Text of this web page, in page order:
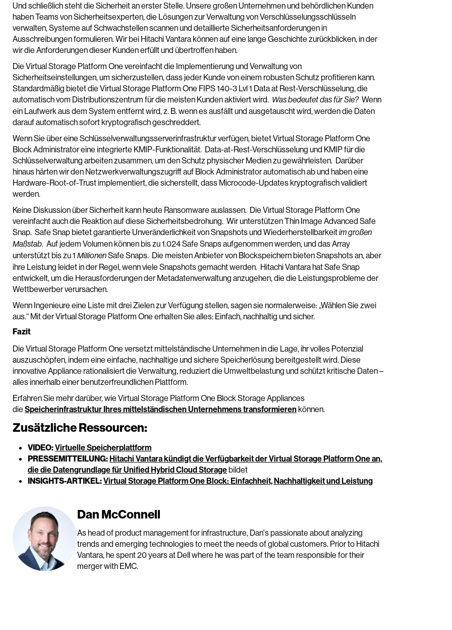
Und schließlich steht die Sicherheit an erster Stelle. Unsere großen Unternehmen und behördlichen Kunden
haben Teams von Sicherheitsexperten, die Lösungen zur Verwaltung von Verschlüsselungsschlüsseln
verwalten, Systeme auf Schwachstellen scannen und detaillierte Sicherheitsanforderungen in
Ausschreibungen formulieren. Wir bei Hitachi Vantara können auf eine lange Geschichte zurückblicken, in der
wir die Anforderungen dieser Kunden erfüllt und übertroffen haben.
Die Virtual Storage Platform One vereinfacht die Implementierung und Verwaltung von
Sicherheitseinstellungen, um sicherzustellen, dass jeder Kunde von einem robusten Schutz profitieren kann.
Standardmäßig bietet die Virtual Storage Platform One FIPS 140-3 Lvl 1 Data at Rest-Verschlüsselung, die
automatisch vom Distributionszentrum für die meisten Kunden aktiviert wird. Was bedeutet das für Sie?Wenn
ein Laufwerk aus dem System entfernt wird, z. B. wenn es ausfällt und ausgetauscht wird, werden die Daten
darauf automatisch sofort kryptografisch geschreddert.
Wenn Sie über eine Schlüsselverwaltungsserverinfrastruktur verfügen, bietet Virtual Storage Platform One
Block Administrator eine integrierte KMIP-Funktionalität. Data-at-Rest-Verschlüsselung und KMIP für die
Schlüsselverwaltung arbeiten zusammen, um den Schutz physischer Medien zu gewährleisten. Darüber
hinaus härten wir den Netzwerkverwaltungszugriff auf Block Administrator automatisch ab und haben eine
Hardware-Root-of-Trust implementiert, die sicherstellt, dass Microcode-Updates kryptografisch validiert
werden.
Keine Diskussion über Sicherheit kann heute Ransomware auslassen. Die Virtual Storage Platform One
vereinfacht auch die Reaktion auf diese Sicherheitsbedrohung. Wir unterstützen Thin Image Advanced Safe
Snap. Safe Snap bietet garantierte Unveränderlichkeit von Snapshots und Wiederherstellbarkeitim großen
Maßstab. Auf jedem Volumen können bis zu 1.024 Safe Snaps aufgenommen werden, und das Array
unterstützt bis zu 1 MillionenSafe Snaps. Die meisten Anbieter von Blockspeichern bieten Snapshots an, aber
ihre Leistung leidet in der Regel, wenn viele Snapshots gemacht werden. Hitachi Vantara hat Safe Snap
entwickelt, um die Herausforderungen der Metadatenverwaltung anzugehen, die die Leistungsprobleme der
Wettbewerber verursachen.
Wenn Ingenieure eine Liste mit drei Zielen zur Verfügung stellen, sagen sie normalerweise: „Wählen Sie zwei
aus.“ Mit der Virtual Storage Platform One erhalten Sie alles: Einfach, nachhaltig und sicher.
Fazit
Die Virtual Storage Platform One versetzt mittelständische Unternehmen in die Lage, ihr volles Potenzial
auszuschöpfen, indem eine einfache, nachhaltige und sichere Speicherlösung bereitgestellt wird. Diese
innovative Appliance rationalisiert die Verwaltung, reduziert die Umweltbelastung und schützt kritische Daten –
alles innerhalb einer benutzerfreundlichen Plattform.
Erfahren Sie mehr darüber, wie Virtual Storage Platform One Block Storage Appliances
die Speicherinfrastruktur Ihres mittelständischen Unternehmens transformierenkönnen.
Zusätzliche Ressourcen:
VIDEO:Virtuelle Speicherplattform
PRESSEMITTEILUNG:Hitachi Vantara kündigt die Verfügbarkeit der Virtual Storage Platform One an,
die die Datengrundlage für Unified Hybrid Cloud Storagebildet
INSIGHTS-ARTIKEL:Virtual Storage Platform One Block: Einfachheit, Nachhaltigkeit und Leistung
Dan McConnell
As head of product management for infrastructure, Dan's passionate about analyzing
trends and emerging technologies to meet the needs of global customers. Prior to Hitachi
Vantara, he spent 20 years at Dell where he was part of the team responsible for their
merger with EMC.